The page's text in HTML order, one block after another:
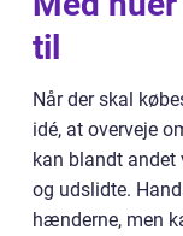
til
Når der skal
idé, at overveje
kan blandt andet
og udslidte.
hænderne, men